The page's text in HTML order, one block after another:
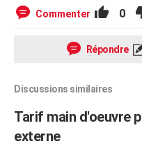
Commenter 0
Répondre
Discussions similaires
Tarif main d'oeuvre
externe